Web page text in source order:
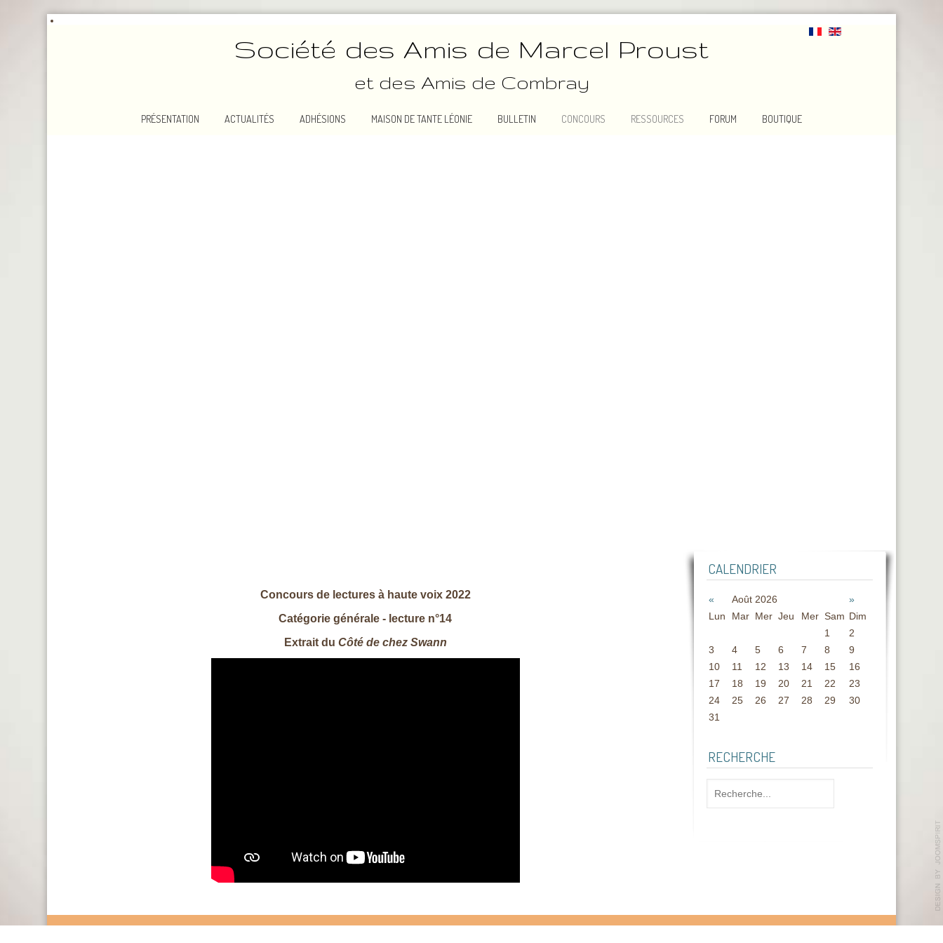
Société des Amis de Marcel Proust
et des Amis de Combray
PRÉSENTATION ACTUALITÉS ADHÉSIONS MAISON DE TANTE LÉONIE BULLETIN CONCOURS RESSOURCES FORUM BOUTIQUE
Concours de lectures à haute voix 2022
Catégorie générale - lecture n°14
Extrait du Côté de chez Swann
CALENDRIER
« Août 2026
»
Lun
Mar Mer Jeu Mer Sam Dim
1
2
3
4 5 6 7 8
9
10
11 12 13 14 15
16
17
18 19 20 21 22
23
24
25 26 27 28 29
30
31
RECHERCHE